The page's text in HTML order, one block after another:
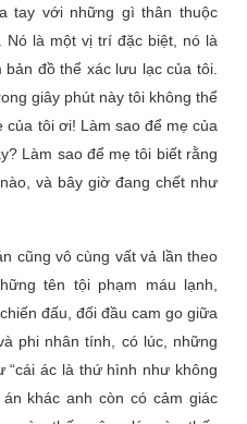
tay với những gì thân thuộc
là một vị trí đặc biệt, nó là
đồ thể xác lưu lạc của tôi.
giây phút này tôi không thể
của tôi ơi! Làm sao để mẹ của
Làm sao để mẹ tôi biết rằng
và bây giờ đang chết như
cũng vô cùng vất vả lần theo
tên tội phạm máu lạnh,
đấu, đối đầu cam go giữa
phi nhân tính, có lúc, những
“cái ác là thứ hình như không
khác anh còn có cảm giác